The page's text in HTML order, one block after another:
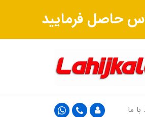
حاصل فرمایید
با ما